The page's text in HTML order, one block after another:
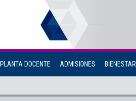
PLANTA DOCENTE ADMISIONES BIENESTAR